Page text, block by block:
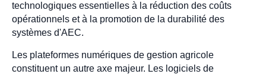
technologiques essentielles à la réduction des coûts
opérationnels et à la promotion de la durabilité des
systèmes d'AEC.
Les plateformes numériques de gestion agricole
constituent un autre axe majeur. Les logiciels de